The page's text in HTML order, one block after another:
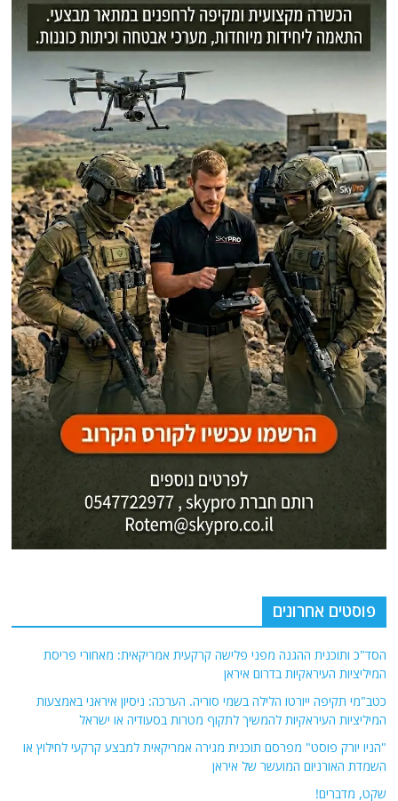
פוסטים אחרונים
הסד"כ ותוכנית ההגנה מפני פלישה קרקעית אמריקאית: מאחורי פריסת
המיליציות העיראקיות בדרום איראן
כטב"מי תקיפה ייורטו הלילה בשמי סוריה. הערכה: ניסיון איראני באמצעות
המיליציות העיראקיות להמשיך לתקוף מטרות בסעודיה או ישראל
"הניו יורק פוסט" מפרסם תוכנית מגירה אמריקאית למבצע קרקעי לחילוץ או
השמדת האורניום המועשר של איראן
מפגש היסטורי בדוחה: אמיר קטאר קיבל בלשכתו משלחת רבנים ממדינות
אודות
(רשתות חברתיות, עיתונות, עדויות מקומיות ועוד) על מנת להביא את תמונת
המצב המקיפה והמדויקת ביותר של השטח.
אתר Nziv.net מכבד את זכויות היוצרים ועושה מאמצים לאיתור בעלי הזכויות
ביצירות הכלולות בכתבות. אם זיהית יצירה שאתה בעל הזכויות בה ואתה מעוניין